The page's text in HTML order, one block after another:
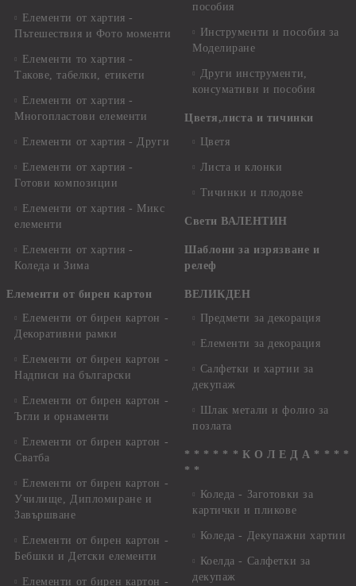
Елементи от хартия -
Пътешествия и Фото моменти
Елементи то хартия -
Такове, табелки, етикети
Елементи от хартия -
Многопластови елементи
Елементи от хартия - Други
Елементи от хартия -
Готови композиции
Елементи от хартия - Микс
елементи
Елементи от хартия -
Коледа и Зима
Елементи от бирен картон
Елементи от бирен картон -
Декоративни рамки
Елементи от бирен картон -
Надписи на български
Елементи от бирен картон -
Ъгли и орнаменти
Елементи от бирен картон -
Сватба
Елементи от бирен картон -
Училище, Дипломиране и
Завършване
Елементи от бирен картон -
Бебшки и Детски елементи
Елементи от бирен картон -
пособия
Инструменти и пособия за
Моделиране
Други инструменти,
консумативи и пособия
Цветя,листа и тичинки
Цветя
Листа и клонки
Тичинки и плодове
Свети ВАЛЕНТИН
Шаблони за изрязване и
релеф
ВЕЛИКДЕН
Предмети за декорация
Елементи за декорация
Салфетки и хартии за
декупаж
Шлак метали и фолио за
позлата
* * * * * * К О Л Е Д А * * * *
* *
Коледа - Заготовки за
картички и пликове
Коледа - Декупажни хартии
Коелда - Салфетки за
декупаж